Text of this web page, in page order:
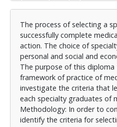
ειδικότητά τους στο
και κατέχουν οργανική
καθώς και σε
νοσοκομείων οι οποίοι
ειδικότητάς τους στο
ανάλυση των αποτελεσμάτων
και επαγωγική στατιστική.
ερευνητικού μέρους
στατιστικό πρόγραμμα SPSS
Μέσα από τη μελέτη
The process of selecting a
successfully complete
action. The choice of
personal and social and
The purpose of this
framework of practice of
investigate the criteria that
each specialty graduates of
Methodology: In order to
identify the criteria for